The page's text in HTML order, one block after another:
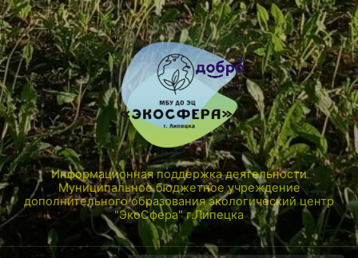
Информационная поддержка деятельности
Муниципальное бюджетное учреждение
дополнительного образования экологический центр
"ЭкоСфера" г.Липецка